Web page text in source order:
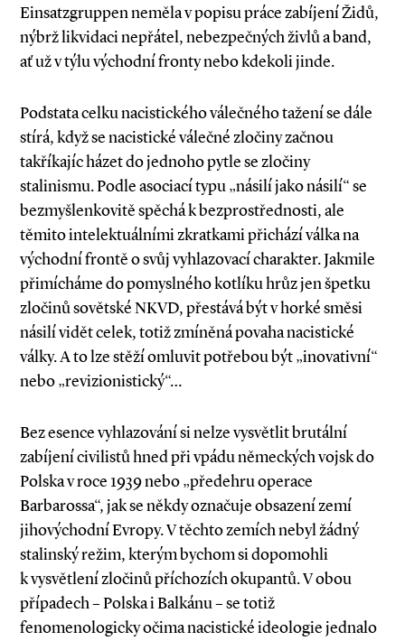
Einsatzgruppen neměla v popisu práce zabíjení Židů,
nýbrž likvidaci nepřátel, nebezpečných živlů a band,
ať už v týlu východní fronty nebo kdekoli jinde.
Podstata celku nacistického válečného tažení se dále
stírá, když se nacistické válečné zločiny začnou
takříkajíc házet do jednoho pytle se zločiny
stalinismu. Podle asociací typu „násilí jako násilí“ se
bezmyšlenkovitě spěchá k bezprostřednosti, ale
těmito intelektuálními zkratkami přichází válka na
východní frontě o svůj vyhlazovací charakter. Jakmile
přimícháme do pomyslného kotlíku hrůz jen špetku
zločinů sovětské NKVD, přestává být v horké směsi
násilí vidět celek, totiž zmíněná povaha nacistické
války. A to lze stěží omluvit potřebou být „inovativní“
nebo „revizionistický“…
Bez esence vyhlazování si nelze vysvětlit brutální
zabíjení civilistů hned při vpádu německých vojsk do
Polska v roce 1939 nebo „předehru operace
Barbarossa“, jak se někdy označuje obsazení zemí
jihovýchodní Evropy. V těchto zemích nebyl žádný
stalinský režim, kterým bychom si dopomohli
k vysvětlení zločinů příchozích okupantů. V obou
případech – Polska i Balkánu – se totiž
fenomenologicky očima nacistické ideologie jednalo